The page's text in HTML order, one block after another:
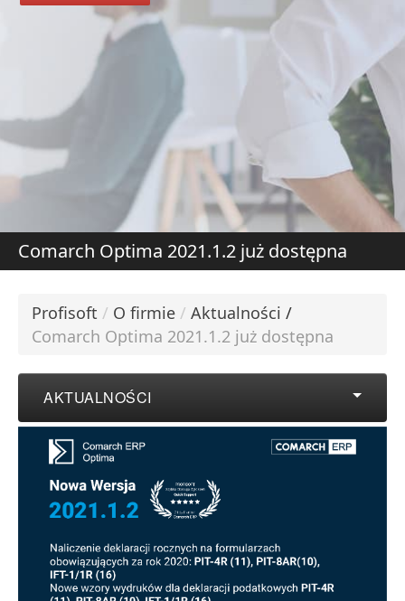
DOWIEDZ SIĘ
Comarch Optima 2021.1.2 już dostępna
Profisoft / O firmie / Aktualności /
Comarch Optima 2021.1.2 już dostępna
AKTUALNOŚCI